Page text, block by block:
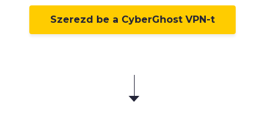
Szerezd be a CyberGhost VPN-t